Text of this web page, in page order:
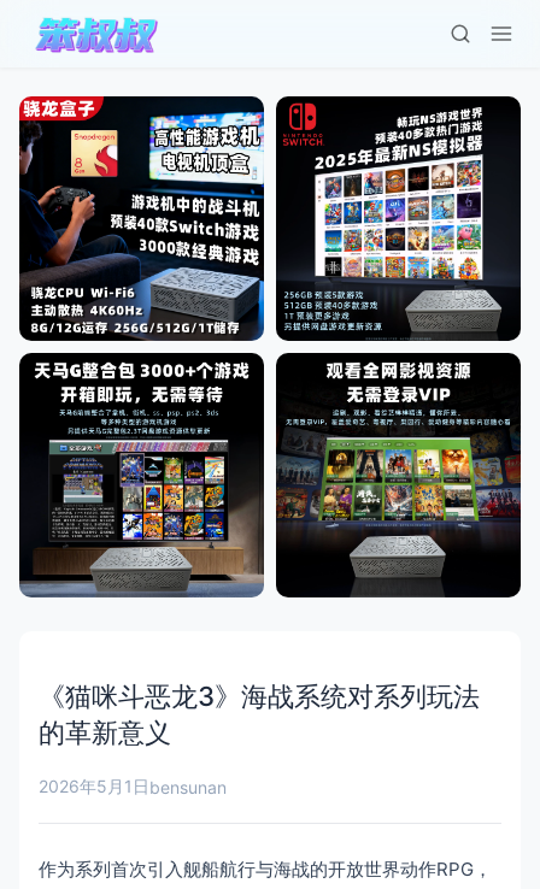
《猫咪斗恶龙3》海战系统对系列玩法
的革新意义
2026年5月1日bensunan
作为系列首次引入舰船航行与海战的开放世界动作RPG，